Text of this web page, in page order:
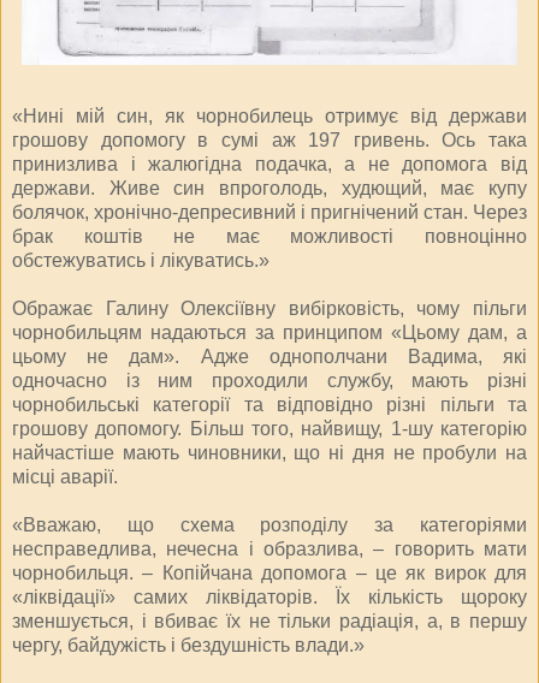
«Нині мій син, як чорнобилець отримує від держави
грошову допомогу в сумі аж 197 гривень. Ось така
принизлива і жалюгідна подачка, а не допомога від
держави. Живе син впроголодь, худющий, має купу
болячок, хронічно-депресивний і пригнічений стан. Через
брак коштів не має можливості повноцінно
обстежуватись і лікуватись.»
Ображає Галину Олексіївну вибірковість, чому пільги
чорнобильцям надаються за принципом «Цьому дам, а
цьому не дам». Адже однополчани Вадима, які
одночасно із ним проходили службу, мають різні
чорнобильські категорії та відповідно різні пільги та
грошову допомогу. Більш того, найвищу, 1-шу категорію
найчастіше мають чиновники, що ні дня не пробули на
місці аварії.
«Вважаю, що схема розподілу за категоріями
несправедлива, нечесна і образлива, – говорить мати
чорнобильця. – Копійчана допомога – це як вирок для
«ліквідації» самих ліквідаторів. Їх кількість щороку
зменшується, і вбиває їх не тільки радіація, а, в першу
чергу, байдужість і бездушність влади.»